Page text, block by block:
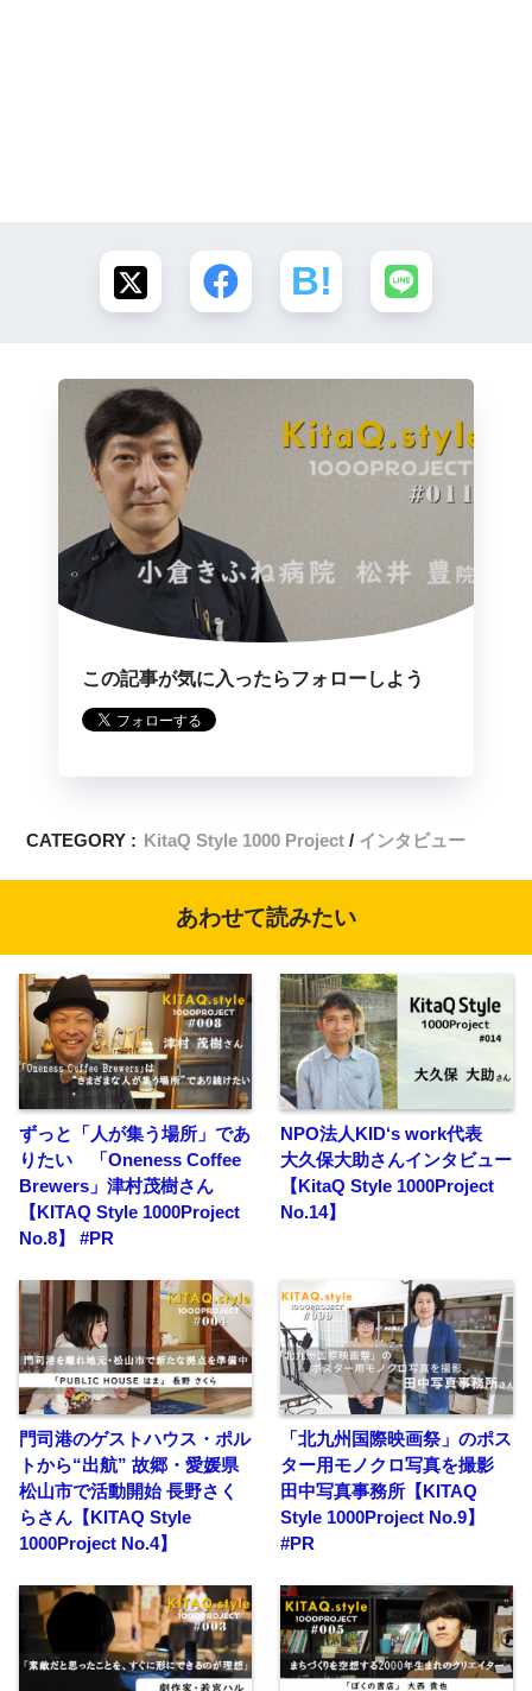
この記事が気に入ったらフォローしよう
CATEGORY : KitaQ Style 1000 Project インタビュー
あわせて読みたい
ずっと「人が集う場所」であ
りたい 「Oneness Coffee
Brewers」津村茂樹さん
【KITAQ Style 1000Project
No.8】 #PR
NPO法人KID‘s work代表
大久保大助さんインタビュー
【KitaQ Style 1000Project
No.14】
門司港のゲストハウス・ポル
トから“出航” 故郷・愛媛県
松山市で活動開始 長野さく
らさん【KITAQ Style
1000Project No.4】
「北九州国際映画祭」のポス
ター用モノクロ写真を撮影
田中写真事務所【KITAQ
Style 1000Project No.9】
#PR